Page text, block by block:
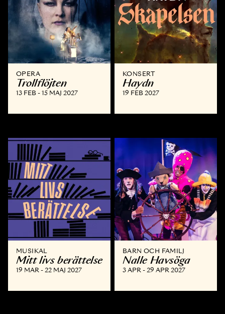
OPERA
Trollflöjten
13 FEB - 15 MAJ 2027
KONSERT
Haydn
19 FEB 2027
MUSIKAL
Mitt livs berättelse
19 MAR - 22 MAJ 2027
BARN OCH FAMILJ
Nalle Havsöga
3 APR - 29 APR 2027